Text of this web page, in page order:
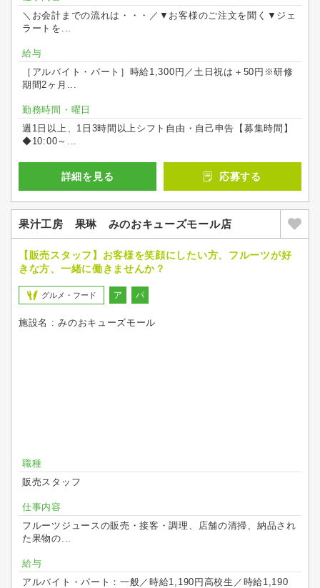
＼お会計までの流れは・・・／▼お客様のご注文を聞く▼ジェ
ラートを...
給与
［アルバイト・パート］時給1,300円／土日祝は＋50円※研修
期間2ヶ月...
勤務時間・曜日
週1日以上、1日3時間以上シフト自由・自己申告【募集時間】
◆10:00～...
詳細を見る 応募する
果汁工房 果琳 みのおキューズモール店
【販売スタッフ】お客様を笑顔にしたい方、フルーツが好
きな方、一緒に働きませんか？
グルメ・フード ア パ
施設名 : みのおキューズモール
職種
販売スタッフ
仕事内容
フルーツジュースの販売・接客・調理、店舗の清掃、納品され
た果物の...
給与
アルバイト・パート：一般／時給1,190円高校生／時給1,190